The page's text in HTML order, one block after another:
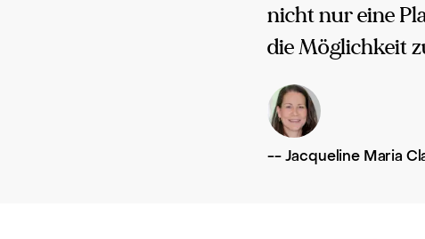
nicht nur eine
die Möglichkeit
--Jacqueline Maria